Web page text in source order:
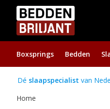
Boxsprings Bedden
Dé slaapspecialist van
Home